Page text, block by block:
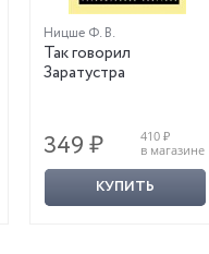
Ницше Ф. В.
Так говорил
Заратустра
349 ₽
410 ₽
в магазине
КУПИТЬ